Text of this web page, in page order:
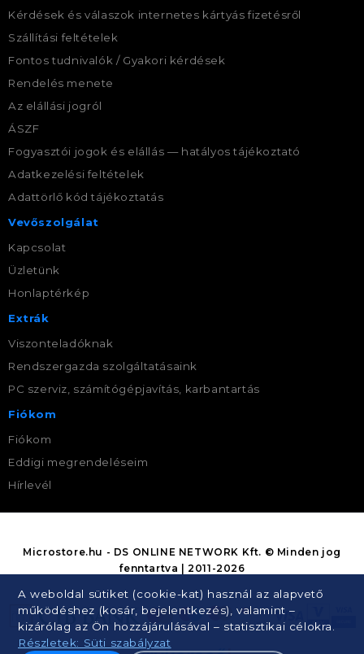
Kérdések és válaszok internetes kártyás fizetésről
Szállítási feltételek
Fontos tudnivalók / Gyakori kérdések
Rendelés menete
Az elállási jogról
ÁSZF
Fogyasztói jogok és elállás — hatályos tájékoztató
Adatkezelési feltételek
Adattörlő kód tájékoztatás
Vevőszolgálat
Kapcsolat
Üzletünk
Honlaptérkép
Extrák
Viszonteladóknak
Rendszergazda szolgáltatásaink
PC szerviz, számítógépjavítás, karbantartás
Fiókom
Fiókom
Eddigi megrendeléseim
Hírlevél
A weboldal sütiket (cookie-kat) használ az alapvető
működéshez (kosár, bejelentkezés), valamint –
kizárólag az Ön hozzájárulásával – statisztikai célokra.
Részletek: Süti szabályzat
Microstore.hu - DS ONLINE NETWORK Kft. © Minden jog
fenntartva | 2011-2026